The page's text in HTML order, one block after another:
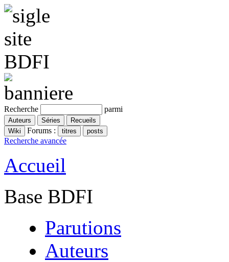
Recherche parmi
Forums :
Recherche avancée
Accueil
Base BDFI
Parutions
Auteurs